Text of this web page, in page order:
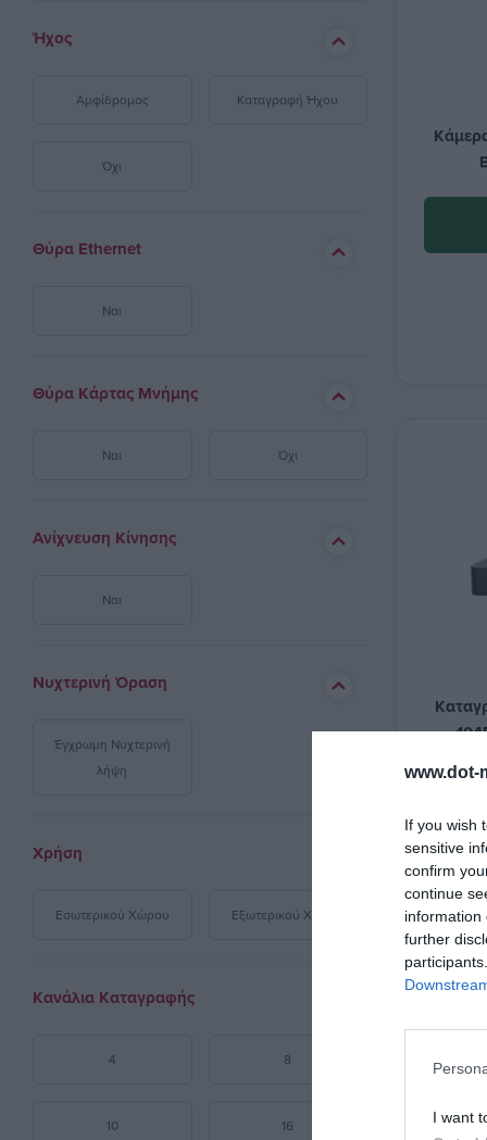
www.dot-
If you wish
sensitive
confirm
continue
information
further
I want
Ήχος
Αμφίδρομος Καταγραφή Ήχου
Όχι
Θύρα Ethernet
Ναι
Θύρα Κάρτας Μνήμης
Ναι Όχι
Ανίχνευση Κίνησης
Ναι
Νυχτερινή Όραση
Έγχρωμη Νυχτερινή
λήψη
Χρήση
Εσωτερικού Χώρου Εξωτερικού Χώρου
Κανάλια Καταγραφής
4 8
10 16